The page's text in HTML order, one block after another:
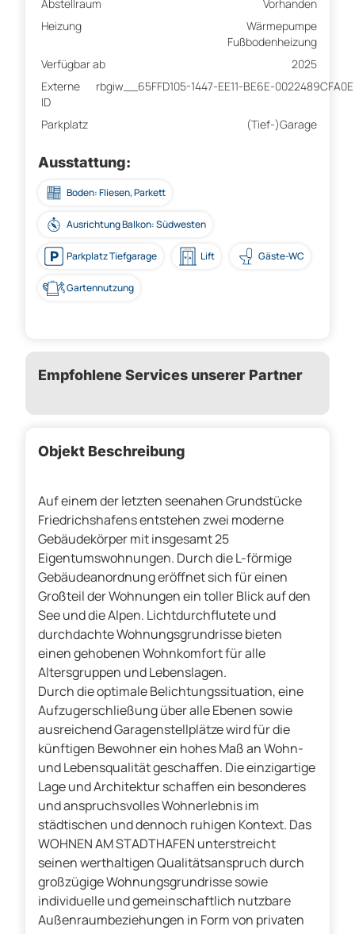
Abstellraum
Vorhanden
Heizung
Wärmepumpe
Fußbodenheizung
Verfügbar ab
2025
Externe
ID
rbgiw__65FFD105-1447-EE11-BE6E-0022489CFA0E
Parkplatz (Tief-)Garage
Ausstattung:
Boden: Fliesen, Parkett
Ausrichtung Balkon: Südwesten
Parkplatz Tiefgarage Lift Gäste-WC
Gartennutzung
Empfohlene Services unserer Partner
Objekt Beschreibung
Auf einem der letzten seenahen Grundstücke
Friedrichshafens entstehen zwei moderne
Gebäudekörper mit insgesamt 25
Eigentumswohnungen. Durch die L-förmige
Gebäudeanordnung eröffnet sich für einen
Großteil der Wohnungen ein toller Blick auf den
See und die Alpen. Lichtdurchflutete und
durchdachte Wohnungsgrundrisse bieten
einen gehobenen Wohnkomfort für alle
Altersgruppen und Lebenslagen.
Durch die optimale Belichtungssituation, eine
Aufzugerschließung über alle Ebenen sowie
ausreichend Garagenstellplätze wird für die
künftigen Bewohner ein hohes Maß an Wohn-
und Lebensqualität geschaffen. Die einzigartige
Lage und Architektur schaffen ein besonderes
und anspruchsvolles Wohnerlebnis im
städtischen und dennoch ruhigen Kontext. Das
WOHNEN AM STADTHAFEN unterstreicht
seinen werthaltigen Qualitätsanspruch durch
großzügige Wohnungsgrundrisse sowie
individuelle und gemeinschaftlich nutzbare
Außenraumbeziehungen in Form von privaten